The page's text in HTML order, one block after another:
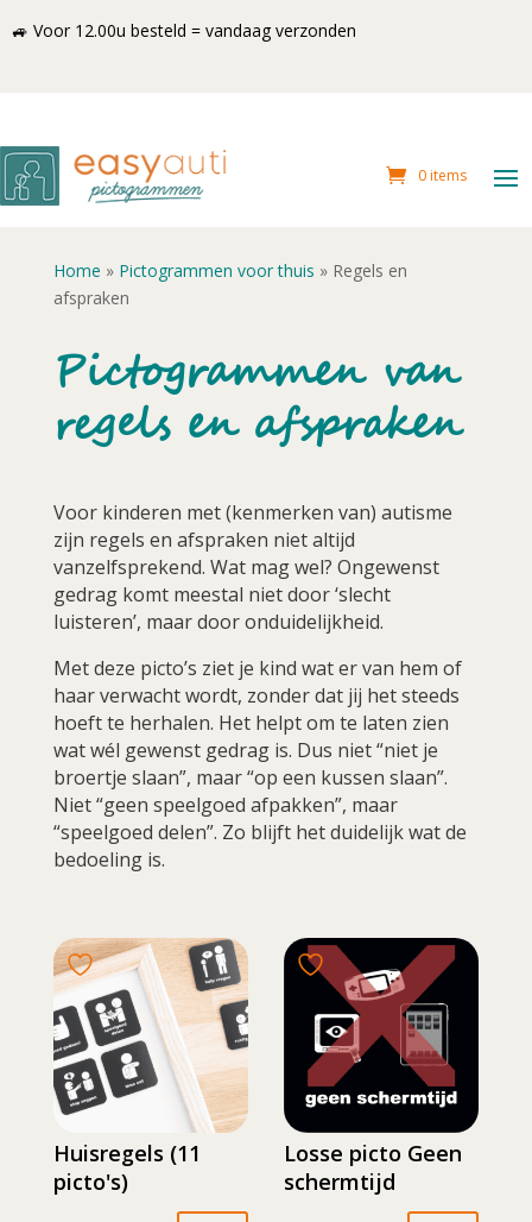
🚙 Voor 12.00u besteld = vandaag verzonden
0 items
Home » Pictogrammen voor thuis » Regels en
afspraken
Pictogrammen van
regels en afspraken
Voor kinderen met (kenmerken van) autisme
zijn regels en afspraken niet altijd
vanzelfsprekend. Wat mag wel? Ongewenst
gedrag komt meestal niet door ‘slecht
luisteren’, maar door onduidelijkheid.
Met deze picto’s ziet je kind wat er van hem of
haar verwacht wordt, zonder dat jij het steeds
hoeft te herhalen. Het helpt om te laten zien
wat wél gewenst gedrag is. Dus niet “niet je
broertje slaan”, maar “op een kussen slaan”.
Niet “geen speelgoed afpakken”, maar
“speelgoed delen”. Zo blijft het duidelijk wat de
bedoeling is.
Huisregels (11
picto's)
Losse picto Geen
schermtijd